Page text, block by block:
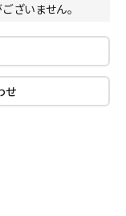
ざいません。
せ